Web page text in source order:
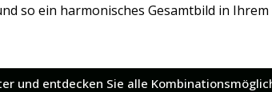
so ein harmonisches Gesamtbild in
und entdecken Sie alle